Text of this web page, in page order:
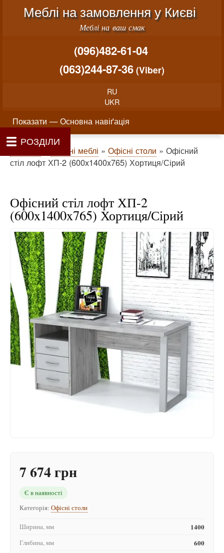
Перейти до основного
Меню облікового запису користувача
Меблі на замовлення у Києві
Меблі на ваш смак
(096)482-61-04
(063)244-87-36 (Viber)
RU
UKR
Основна навіґація
Показати — Основна навіґація
Головна
Як проводиться замовлення меблів
Про нас
Матеріали та фурнітура
Вартість виготовлення меблів
Контакти
Фотогалерея
Рядок навіґації
Головна Офісні меблі Офісні столи
Офісний
стіл лофт ХП-2 (600x1400x765) Хортиця/Сірий
Офісний стіл лофт ХП-2
(600x1400x765) Хортиця/Сірий
7 674 грн
Є в наявності
Категорія: Офісні столи
Ширина, мм 1400
Глибина, мм 600
РОЗДІЛИ